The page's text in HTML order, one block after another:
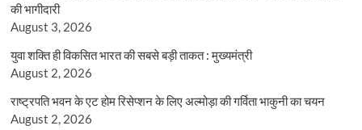
की भागीदारी
August 3, 2026
युवा शक्ति ही विकसित भारत की सबसे बड़ी ताकत : मुख्यमंत्री
August 2, 2026
राष्ट्रपति भवन के एट होम रिसेप्शन के लिए अल्मोड़ा की गर्विता भाकुनी का चयन
August 2, 2026